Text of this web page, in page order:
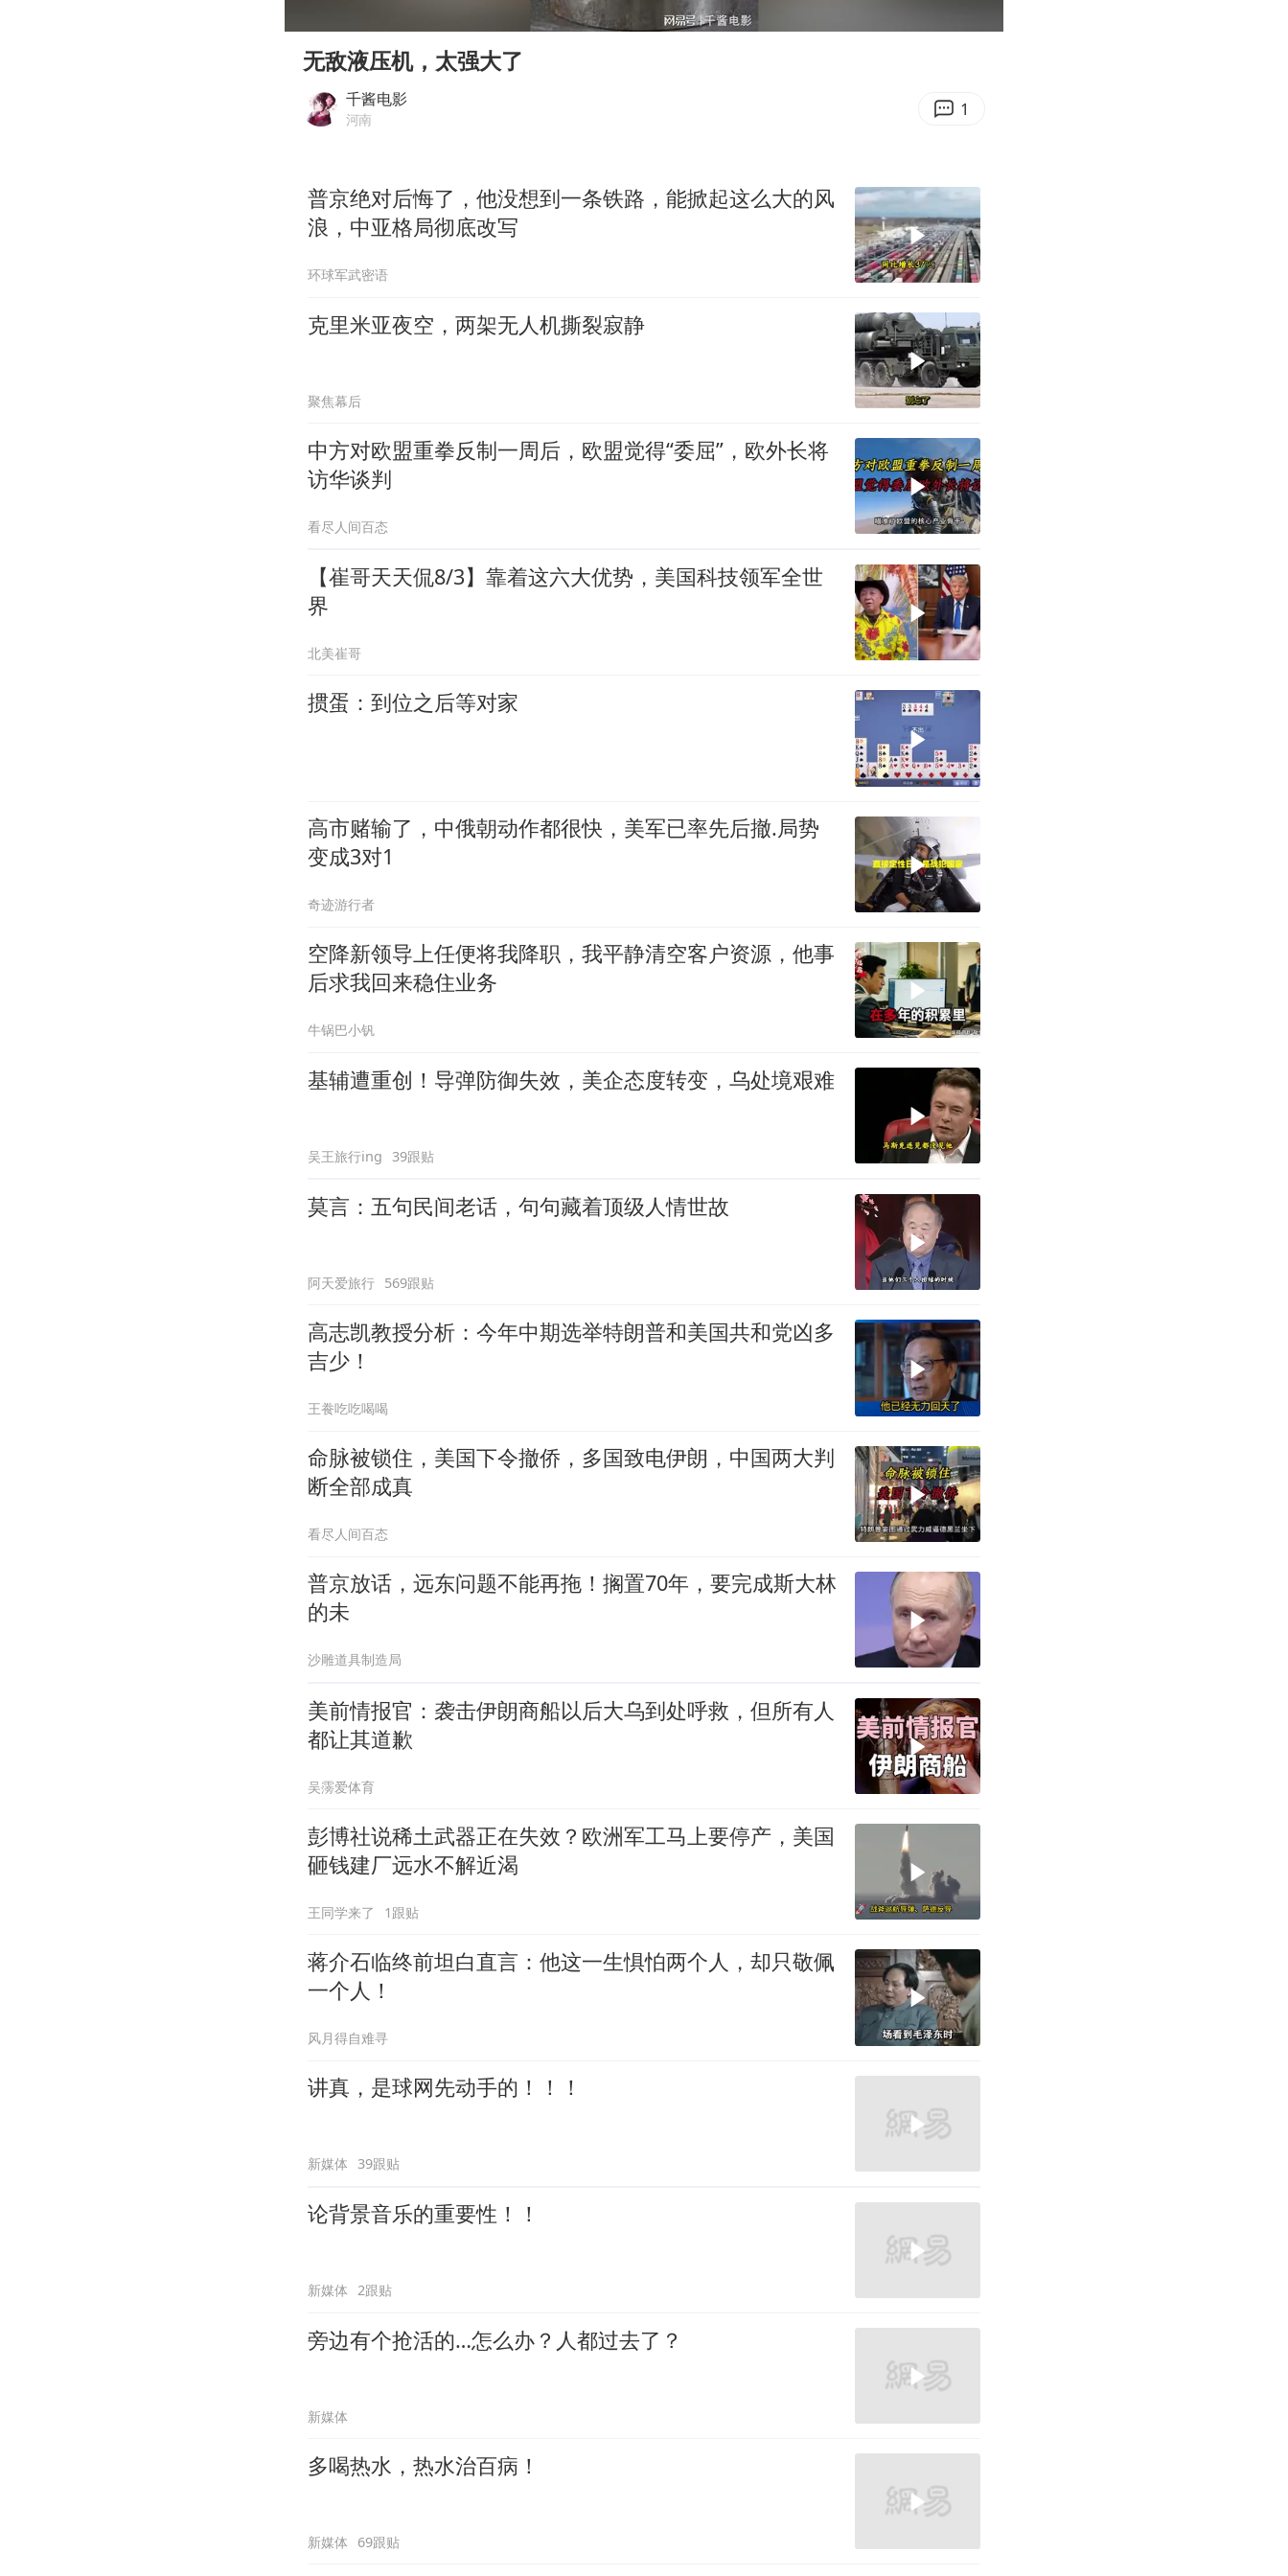
24小时不关空调 电费会更低吗
中国养老床位“三连降”
我国编制完成新版全月地质图
“深圳地面沉降致车辆损坏”不实
无敌液压机，太强大了
千酱电影
河南 1
普京绝对后悔了，他没想到一条铁路，能掀起这么大的风
浪，中亚格局彻底改写
环球军武密语
克里米亚夜空，两架无人机撕裂寂静
聚焦幕后
中方对欧盟重拳反制一周后，欧盟觉得“委屈”，欧外长将
访华谈判
看尽人间百态
【崔哥天天侃8/3】靠着这六大优势，美国科技领军全世
界
北美崔哥
掼蛋：到位之后等对家
高市赌输了，中俄朝动作都很快，美军已率先后撤.局势
变成3对1
奇迹游行者
空降新领导上任便将我降职，我平静清空客户资源，他事
后求我回来稳住业务
牛锅巴小钒
基辅遭重创！导弹防御失效，美企态度转变，乌处境艰难
吴王旅行ing 39跟贴
莫言：五句民间老话，句句藏着顶级人情世故
阿天爱旅行 569跟贴
高志凯教授分析：今年中期选举特朗普和美国共和党凶多
吉少！
王飬吃吃喝喝
命脉被锁住，美国下令撤侨，多国致电伊朗，中国两大判
断全部成真
看尽人间百态
普京放话，远东问题不能再拖！搁置70年，要完成斯大林
的未
沙雕道具制造局
美前情报官：袭击伊朗商船以后大乌到处呼救，但所有人
都让其道歉
吴霶爱体育
彭博社说稀土武器正在失效？欧洲军工马上要停产，美国
砸钱建厂远水不解近渴
王同学来了 1跟贴
蒋介石临终前坦白直言：他这一生惧怕两个人，却只敬佩
一个人！
风月得自难寻
讲真，是球网先动手的！！！
新媒体 39跟贴
论背景音乐的重要性！！
新媒体 2跟贴
旁边有个抢活的…怎么办？人都过去了？
新媒体
多喝热水，热水治百病！
新媒体 69跟贴